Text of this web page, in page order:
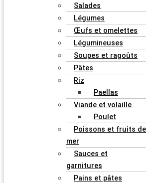
Salades
Légumes
Œufs et omelettes
Légumineuses
Soupes et ragoûts
Pâtes
Riz
Paellas
Viande et volaille
Poulet
Poissons et fruits de
mer
Sauces et
garnitures
Pains et pâtes